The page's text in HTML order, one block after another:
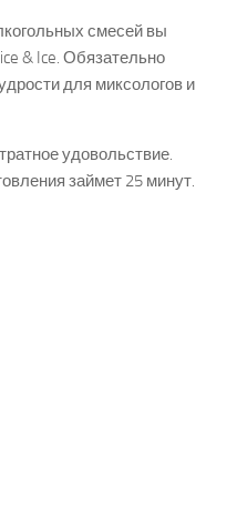
смесей вы
& Ice. Обязательно
для миксологов и
удовольствие.
займет 25 минут.